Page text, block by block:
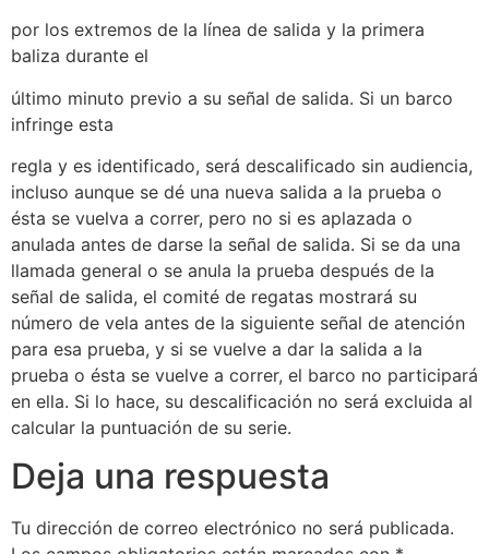
por los extremos de la línea de salida y la primera
baliza durante el
último minuto previo a su señal de salida. Si un barco
infringe esta
regla y es identificado, será descalificado sin audiencia,
incluso aunque se dé una nueva salida a la prueba o
ésta se vuelva a correr, pero no si es aplazada o
anulada antes de darse la señal de salida. Si se da una
llamada general o se anula la prueba después de la
señal de salida, el comité de regatas mostrará su
número de vela antes de la siguiente señal de atención
para esa prueba, y si se vuelve a dar la salida a la
prueba o ésta se vuelve a correr, el barco no participará
en ella. Si lo hace, su descalificación no será excluida al
calcular la puntuación de su serie.
Deja una respuesta
Tu dirección de correo electrónico no será publicada.